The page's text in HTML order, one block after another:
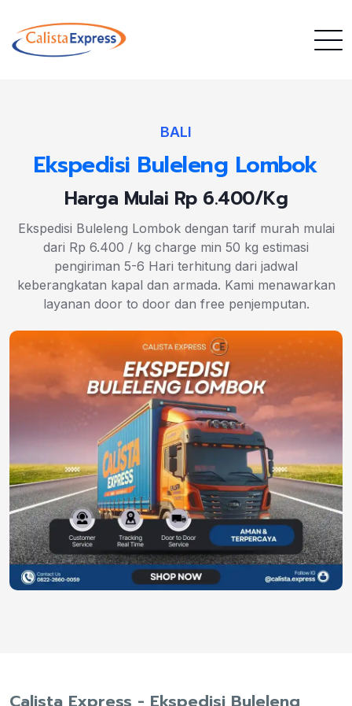
BALI
Ekspedisi Buleleng Lombok
Harga Mulai Rp 6.400/Kg
Ekspedisi Buleleng Lombok dengan tarif murah mulai
dari Rp 6.400 / kg charge min 50 kg estimasi
pengiriman 5-6 Hari terhitung dari jadwal
keberangkatan kapal dan armada. Kami menawarkan
layanan door to door dan free penjemputan.